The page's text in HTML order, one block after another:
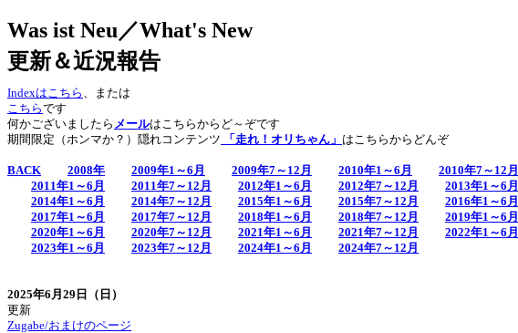
Was ist Neu／What's New
更新＆近況報告
Indexはこちら 、または
こちらです
何かございましたら メールはこちらからど～ぞです
期間限定（ホンマか？）隠れコンテンツ
「走れ！オリちゃん」 はこちらからどんぞ
BACK 2008年 2009年1～6月 2009年7～12月 2010年1～6月
2010年7～12月
2011年1～6月
2011年7～12月 2012年1～6月 2012年7～12月 2013年1～6月
2014年1～6月
2014年7～12月 2015年1～6月 2015年7～12月 2016年1～6月
2017年1～6月
2017年7～12月 2018年1～6月 2018年7～12月 2019年1～6月
2020年1～6月
2020年7～12月 2021年1～6月 2021年7～12月 2022年1～6月
2023年1～6月
2023年7～12月 2024年1～6月 2024年7～12月
2025年6月29日（日）
更新
Zugabe/おまけのページ